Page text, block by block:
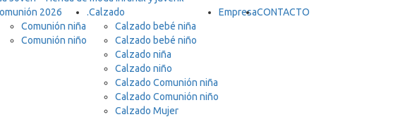
2026
Comunión niña
Comunión niño
.Calzado
Calzado bebé niña
Calzado bebé niño
Calzado niña
Calzado niño
Calzado Comunión niña
Calzado Comunión niño
Calzado Mujer
EmpresaCONTACTO